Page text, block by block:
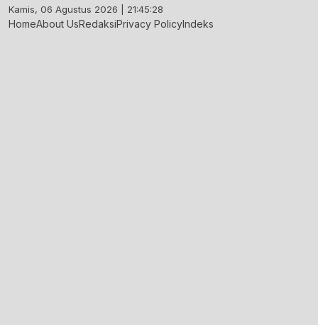
Skip
to
Kamis, 06 Agustus 2026 | 21:45:29
HomeAbout UsRedaksiPrivacy PolicyIndeks